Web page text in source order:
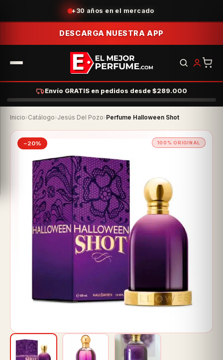
+30 años en el mercado
DESCARGA NUESTRA APP
Envío GRATIS en pedidos desde $289.000
Inicio›Catálogo›Jesús Del Pozo›Perfume Halloween Shot
−20% 100% ORIGINAL